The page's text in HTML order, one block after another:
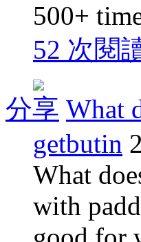
500+
52 次閱
分享 What
getbutin
What
with